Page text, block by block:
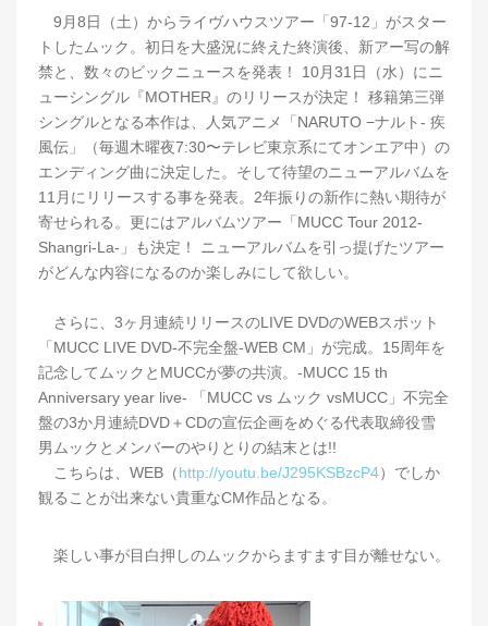
9月8日（土）からライヴハウスツアー「97-12」がスター
トしたムック。初日を大盛況に終えた終演後、新アー写の解
禁と、数々のビックニュースを発表！ 10月31日（水）にニ
ューシングル『MOTHER』のリリースが決定！ 移籍第三弾
シングルとなる本作は、人気アニメ「NARUTO −ナルト- 疾
風伝」（毎週木曜夜7:30〜テレビ東京系にてオンエア中）の
エンディング曲に決定した。そして待望のニューアルバムを
11月にリリースする事を発表。2年振りの新作に熱い期待が
寄せられる。更にはアルバムツアー「MUCC Tour 2012-
Shangri-La-」も決定！ ニューアルバムを引っ提げたツアー
がどんな内容になるのか楽しみにして欲しい。
さらに、3ヶ月連続リリースのLIVE DVDのWEBスポット
「MUCC LIVE DVD-不完全盤-WEB CM」が完成。15周年を
記念してムックとMUCCが夢の共演。-MUCC 15 th
Anniversary year live- 「MUCC vs ムック vsMUCC」不完全
盤の3か月連続DVD＋CDの宣伝企画をめぐる代表取締役雪
男ムックとメンバーのやりとりの結末とは!!
こちらは、WEB（http://youtu.be/J295KSBzcP4）でしか
観ることが出来ない貴重なCM作品となる。
楽しい事が目白押しのムックからますます目が離せない。